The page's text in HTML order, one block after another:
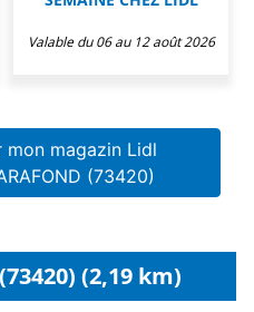
Valable du 06 au 12 août 2026
mon magazin Lidl
(73420)
(2,19 km)